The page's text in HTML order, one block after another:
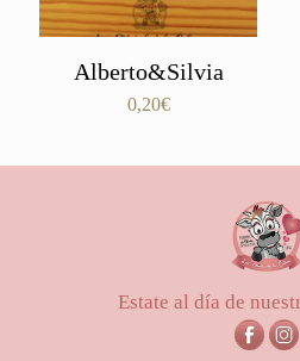
Alberto&Silvia
0,20€
Estate al día de